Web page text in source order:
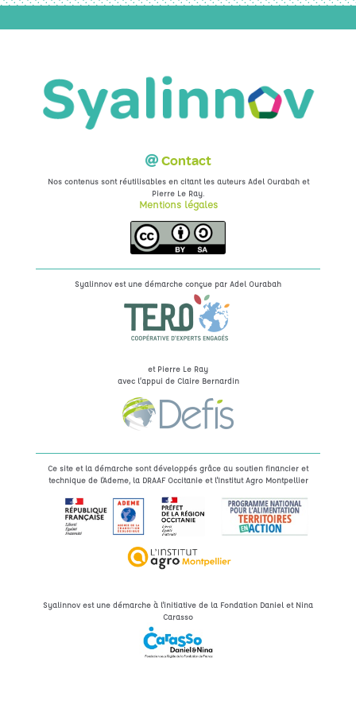
Contact
Nos contenus sont réutilisables en citant les auteurs Adel Ourabah et
Pierre Le Ray.
Mentions légales
Syalinnov est une démarche conçue par Adel Ourabah
et Pierre Le Ray
avec l’appui de Claire Bernardin
Ce site et la démarche sont développés grâce au soutien financier et
technique de l'Ademe, la DRAAF Occitanie et l'Institut Agro Montpellier
Syalinnov est une démarche à l'initiative de la Fondation Daniel et Nina
Carasso